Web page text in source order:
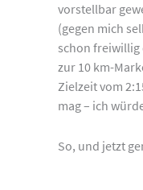
vorstellbar
(gegen mich
schon freiwillig
zur 10 km-
Zielzeit vom
mag – ich
So, und jetzt